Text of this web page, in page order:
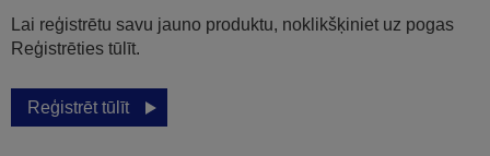
Lai reģistrētu savu jauno produktu, noklikšķiniet uz pogas
Reģistrēties tūlīt.
Reģistrēt tūlīt